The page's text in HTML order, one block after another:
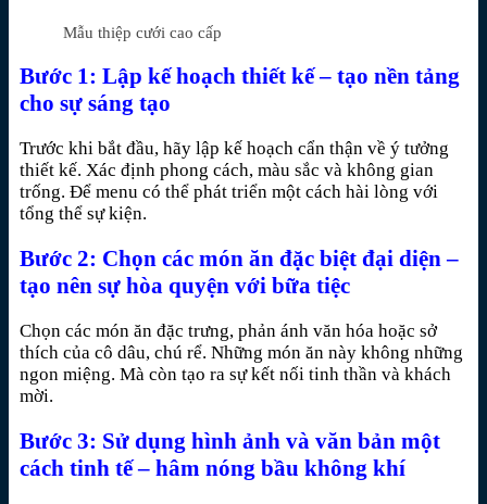
Mẫu thiệp cưới cao cấp
Bước 1: Lập kế hoạch thiết kế – tạo nền tảng
cho sự sáng tạo
Trước khi bắt đầu, hãy lập kế hoạch cẩn thận về ý tưởng
thiết kế. Xác định phong cách, màu sắc và không gian
trống. Để menu có thể phát triển một cách hài lòng với
tổng thể sự kiện.
Bước 2: Chọn các món ăn đặc biệt đại diện –
tạo nên sự hòa quyện với bữa tiệc
Chọn các món ăn đặc trưng, phản ánh văn hóa hoặc sở
thích của cô dâu, chú rể. Những món ăn này không những
ngon miệng. Mà còn tạo ra sự kết nối tinh thần và khách
mời.
Bước 3: Sử dụng hình ảnh và văn bản một
cách tinh tế – hâm nóng bầu không khí